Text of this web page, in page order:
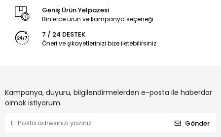
Geniş Ürün Yelpazesi
Binlerce ürün ve kampanya seçeneği
7 / 24 DESTEK
Öneri ve şikayetlerinizi bize iletebilirsiniz.
Kampanya, duyuru, bilgilendirmelerden e-posta ile haberdar
olmak istiyorum.
Gönder